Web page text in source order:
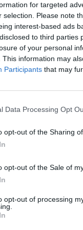
for targeted
selection. Please note
interest-based ads
to third parties
of your personal
This information may
Participants that may
Data Processing Opt
opt-out of the Sharing
opt-out of the Sale of
opt-out of processing
szökevényt
ezer, Észak-
portfolio.hu